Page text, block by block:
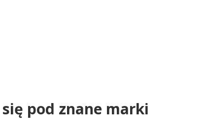
pod znane marki